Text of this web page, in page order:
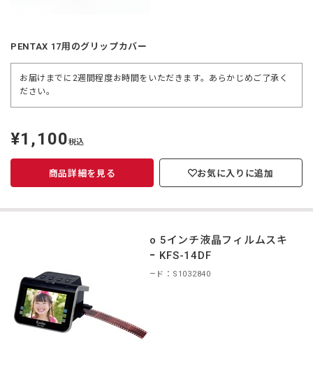
PENTAX 17用のグリップカバー
お届けまでに2週間程度お時間をいただきます。あらかじめご了承く
ださい。
定
価
¥1,100税込
商品詳細を見る お気に入りに追加
Kenko 5インチ液晶フィルムスキ
ャナー KFS-14DF
商品コード：S1032840